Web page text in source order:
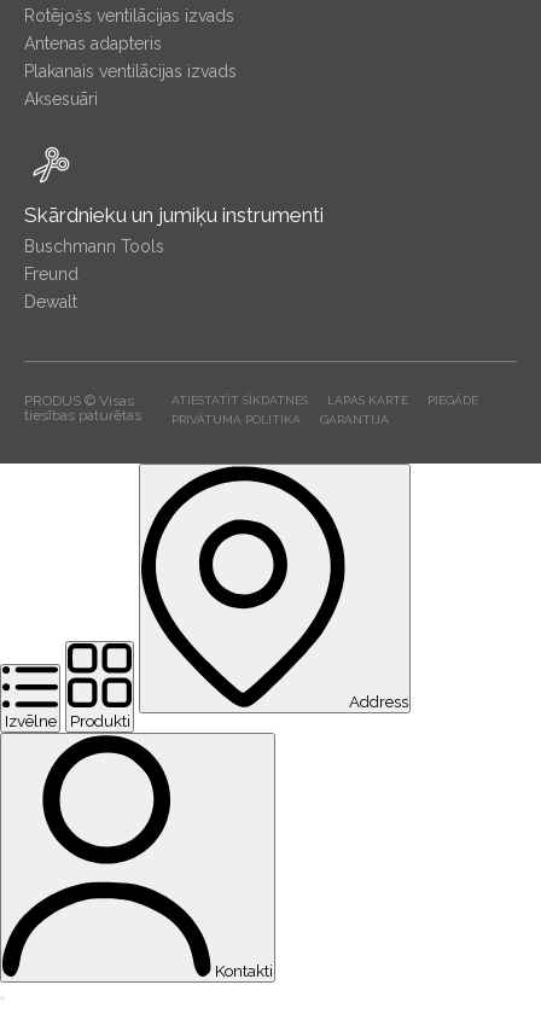
Rotējošs ventilācijas izvads
Antenas adapteris
Plakanais ventilācijas izvads
Aksesuāri
Skārdnieku un jumiķu instrumenti
Buschmann Tools
Freund
Dewalt
PRODUS © Visas
tiesības paturētas
ATIESTATĪT SĪKDATNES LAPAS KARTE
PIEGĀDE
PRIVĀTUMA POLITIKA
GARANTIJA
Izvēlne Produkti
Address
Kontakti